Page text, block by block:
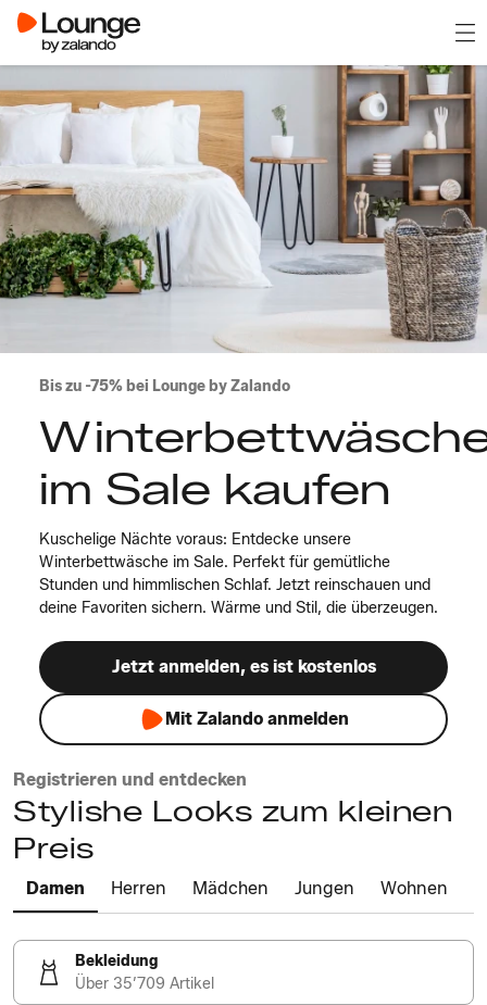
Bis zu -75% bei Lounge by Zalando
im Sale kaufen
Kuschelige Nächte voraus: Entdecke unsere
Winterbettwäsche im Sale. Perfekt für gemütliche
Stunden und himmlischen Schlaf. Jetzt reinschauen und
deine Favoriten sichern. Wärme und Stil, die überzeugen.
Jetzt anmelden, es ist kostenlos
Mit Zalando anmelden
Registrieren und entdecken
Stylishe Looks zum kleinen
Preis
Damen Herren Mädchen Jungen Wohnen
Bekleidung
Über 35’709 Artikel